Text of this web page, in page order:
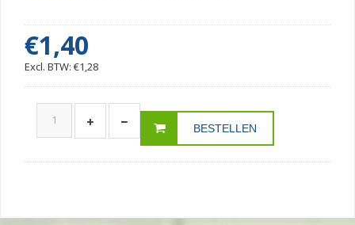
€1,40
Excl. BTW: €1,28
BESTELLEN